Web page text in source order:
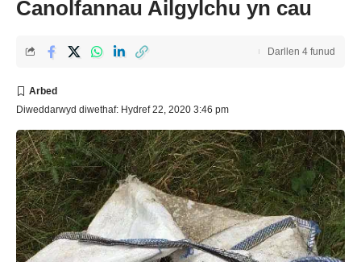
Canolfannau Ailgylchu yn cau
Diweddarwyd diwethaf: Hydref 22, 2020 3:46 pm
Darllen 4 funud